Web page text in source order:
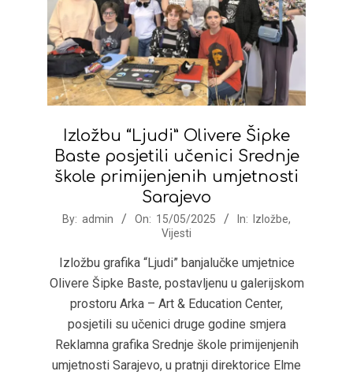
Izložbu “Ljudi” Olivere Šipke
Baste posjetili učenici Srednje
škole primijenjenih umjetnosti
Sarajevo
2025-
15
By: admin On: 15/05/2025 In: Izložbe,
Vijesti
Izložbu grafika “Ljudi” banjalučke umjetnice
Olivere Šipke Baste, postavljenu u galerijskom
prostoru Arka – Art & Education Center,
posjetili su učenici druge godine smjera
Reklamna grafika Srednje škole primijenjenih
umjetnosti Sarajevo, u pratnji direktorice Elme